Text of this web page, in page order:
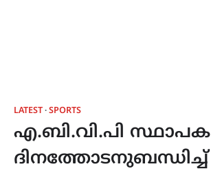
LATEST SPORTS
എ.ബി.വി.പി സ്ഥാപക
ദിനത്തോടനുബന്ധിച്ച്